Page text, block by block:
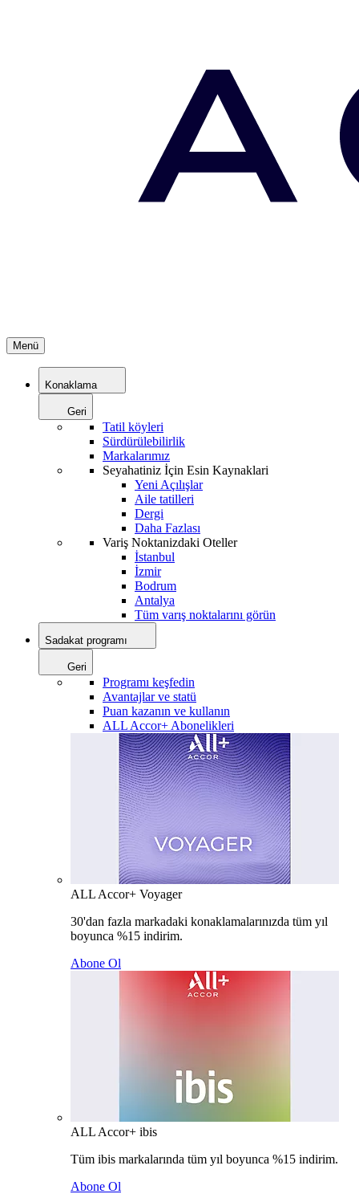
Menü
Konaklama
Geri
Tatil köyleri
Sürdürülebilirlik
Markalarımız
Seyahatiniz İçin Esin Kaynaklari
Yeni Açılışlar
Aile tatilleri
Dergi
Daha Fazlası
Variş Noktanizdaki Oteller
İstanbul
İzmir
Bodrum
Antalya
Tüm varış noktalarını görün
Sadakat programı
Geri
Programı keşfedin
Avantajlar ve statü
Puan kazanın ve kullanın
ALL Accor+ Abonelikleri
ALL Accor+ Voyager
30'dan fazla markadaki konaklamalarınızda tüm yıl
boyunca %15 indirim.
Abone Ol
ALL Accor+ ibis
Tüm ibis markalarında tüm yıl boyunca %15 indirim.
Abone Ol